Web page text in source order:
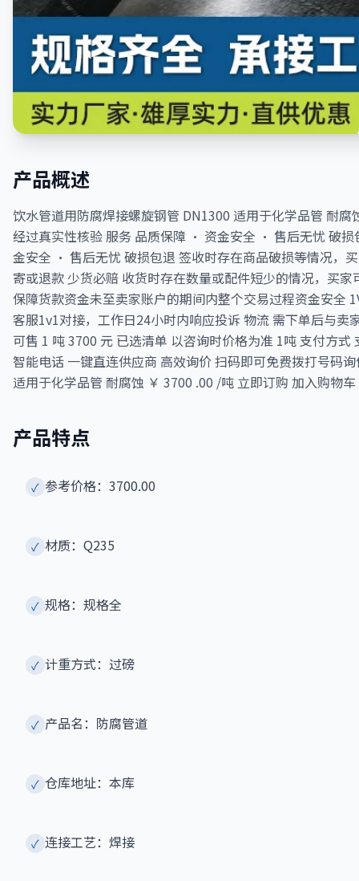
产品概述
饮水管道用防腐焊接螺旋钢管 DN1300 适用于化学品管 耐
经过真实性核验 服务 品质保障 · 资金安全 · 售后无忧 破
金安全 · 售后无忧 破损包退 签收时存在商品破损等情况，
寄或退款 少货必赔 收货时存在数量或配件短少的情况，买
保障货款资金未至卖家账户的期间内整个交易过程资金安全
客服1v1对接，工作日24小时内响应投诉 物流 需下单后与
可售 1 吨 3700 元 已选清单 以咨询时价格为准 1吨 支付方
智能电话 一键直连供应商 高效询价 扫码即可免费拨打号码
适用于化学品管 耐腐蚀 ￥ 3700 .00 /吨 立即订购 加入购物车
产品特点
✓ 参考价格：3700.00
✓ 材质：Q235
✓ 规格：规格全
✓ 计重方式：过磅
✓ 产品名：防腐管道
✓ 仓库地址：本库
✓ 连接工艺：焊接